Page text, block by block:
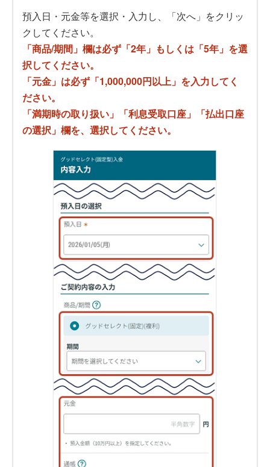
預入日・元金等を選択・入力し、「次へ」をクリッ
クしてください。
「商品/期間」欄は必ず「2年」もしくは「5年」を選
択してください。
「元金」は必ず「1,000,000円以上」を入力してく
ださい。
「満期時の取り扱い」「利息受取口座」「払出口座
の選択」欄を、選択してください。